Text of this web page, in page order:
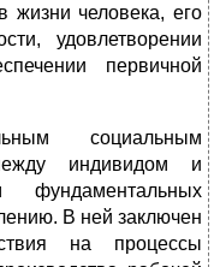
жизни человека, его
удовлетворении
первичной
социальным
индивидом и
фундаментальных
В ней заключен
на процессы